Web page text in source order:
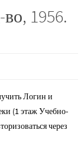
1956.
Логин и
(1 этаж Учебно-
через